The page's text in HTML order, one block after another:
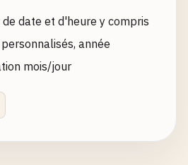
date et d'heure y compris
année
mois/jour